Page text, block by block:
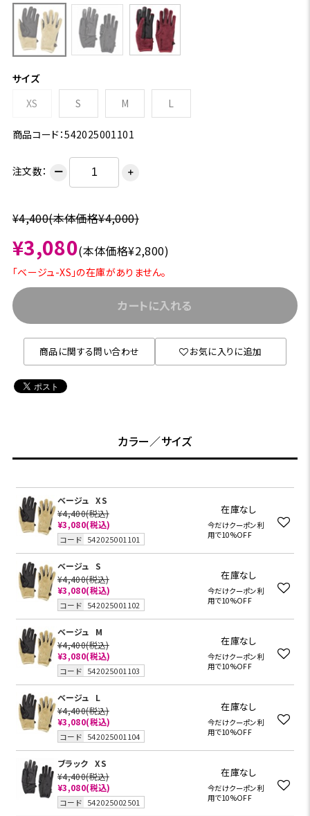
サイズ
XS
S M L
商品コード：542025001101
注文数： ー ＋
¥4,400(本体価格¥4,000)
¥3,080(本体価格¥2,800)
「ベージュ-XS」の在庫がありません。
カートに入れる
商品に関する問い合わせ お気に入りに追加
カラー／サイズ
ベージュ
XS
¥4,400(税込)
¥3,080(税込)
コード 542025001101
在庫なし
今だけクーポン利
用で10%OFF
ベージュ
S
¥4,400(税込)
¥3,080(税込)
コード 542025001102
在庫なし
今だけクーポン利
用で10%OFF
ベージュ
M
¥4,400(税込)
¥3,080(税込)
コード 542025001103
在庫なし
今だけクーポン利
用で10%OFF
ベージュ
L
¥4,400(税込)
¥3,080(税込)
コード 542025001104
在庫なし
今だけクーポン利
用で10%OFF
ブラック
XS
¥4,400(税込)
¥3,080(税込)
コード 542025002501
在庫なし
今だけクーポン利
用で10%OFF